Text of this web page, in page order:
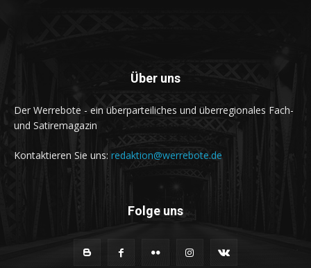
Über uns
Der Werrebote - ein überparteiliches und überregionales Fach-
und Satiremagazin
Kontaktieren Sie uns: redaktion@werrebote.de
Folge uns